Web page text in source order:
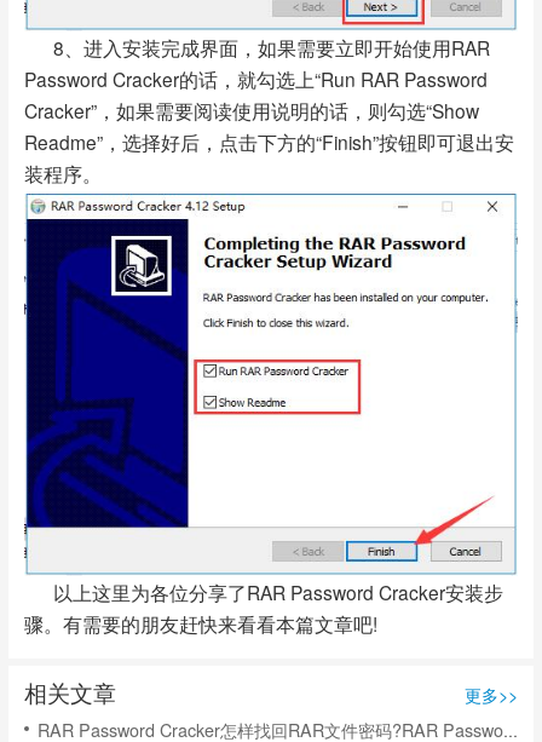
8、进入安装完成界面，如果需要立即开始使用RAR
Password Cracker的话，就勾选上“Run RAR Password
Cracker”，如果需要阅读使用说明的话，则勾选“Show
Readme”，选择好后，点击下方的“Finish”按钮即可退出安
装程序。
以上这里为各位分享了RAR Password Cracker安装步
骤。有需要的朋友赶快来看看本篇文章吧!
相关文章 更多>>
RAR Password Cracker怎样找回RAR文件密码?RAR Password Cracker教程